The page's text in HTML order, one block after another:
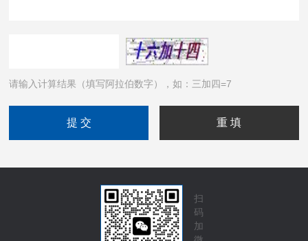
请输入计算结果（填写阿拉伯数字），如：三加四=7
扫
码
加